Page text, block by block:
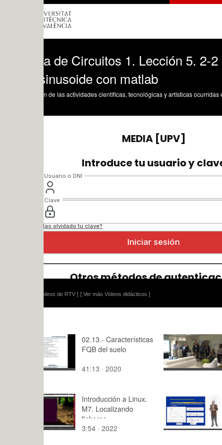
de Circuitos 1. Lección 5. 2-2
con matlab
de las actividades científicas, tecnológicas y artísticas ocurridas en los tres
[ Ver más Vídeos didácticos ]
02.13.- Características
FQB del suelo
41:13 · 2020
Bill Aulet
2:30 · 2024
Introducción a Linux.
M7. Localizando
ficheros
3:54 · 2022
Distancia
índice de
9:18 · 2015